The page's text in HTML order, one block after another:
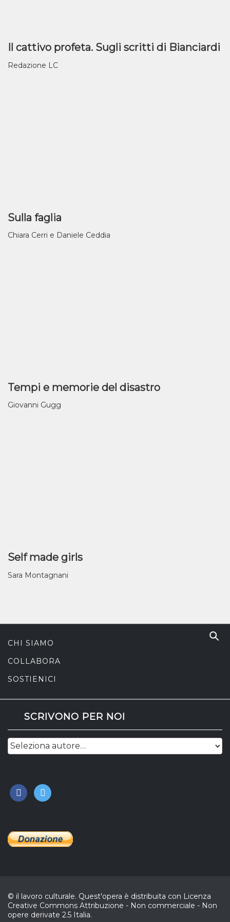
Il cattivo profeta. Sugli scritti di Bianciardi
Redazione LC
Sulla faglia
Chiara Cerri e Daniele Ceddia
Tempi e memorie del disastro
Giovanni Gugg
Self made girls
Sara Montagnani
CHI SIAMO
COLLABORA
SOSTIENICI
SCRIVONO PER NOI
facebook
twitter
© il lavoro culturale. Quest'opera è distribuita con Licenza
Creative Commons Attribuzione - Non commerciale - Non
opere derivate 2.5 Italia.